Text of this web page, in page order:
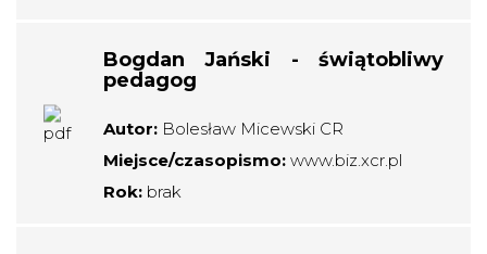
Bogdan Jański - świątobliwy
pedagog
Autor: Bolesław Micewski CR
Miejsce/czasopismo: www.biz.xcr.pl
Rok: brak